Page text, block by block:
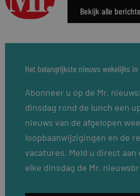
Bekijk alle
Het belangrijkste nieuws wekelijks
Abonneer u op de Mr.
dinsdag rond de lunch een
nieuws van de afgelopen
loopbaanwijzigingen en de
vacatures. Meld u direct aan
elke dinsdag de Mr.